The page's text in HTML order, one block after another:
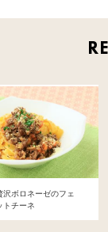
沢ボロネーゼのフェ
トチーネ